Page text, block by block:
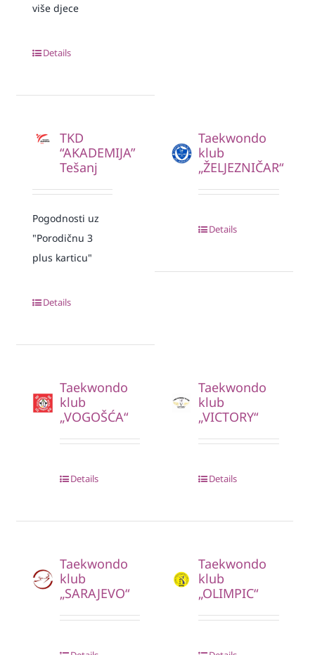
više djece
Details
TKD
“AKADEMIJA”
Tešanj
Pogodnosti uz
"Porodičnu 3
plus karticu"
Details
Taekwondo
klub
„ŽELJEZNIČAR“
Details
Taekwondo
klub
„VOGOŠĆA“
Details
Taekwondo
klub
„VICTORY“
Details
Taekwondo
klub
„SARAJEVO“
Taekwondo
klub
„OLIMPIC“